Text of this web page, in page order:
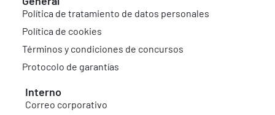
Política de tratamiento de datos personales
Política de cookies
Términos y condiciones de concursos
Protocolo de garantías
Interno
Correo corporativo